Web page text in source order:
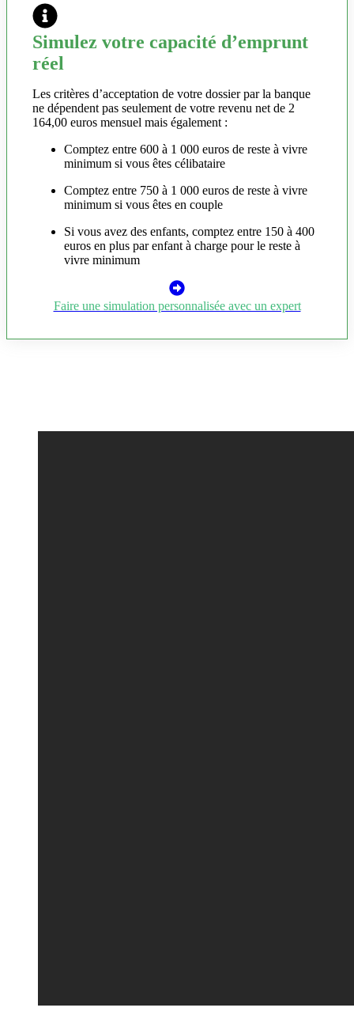
Simulez votre capacité d’emprunt
réel
Les critères d’acceptation de votre dossier par la banque
ne dépendent pas seulement de votre revenu net de 2
164,00 euros mensuel mais également :
Comptez entre 600 à 1 000 euros de reste à vivre
minimum si vous êtes célibataire
Comptez entre 750 à 1 000 euros de reste à vivre
minimum si vous êtes en couple
Si vous avez des enfants, comptez entre 150 à 400
euros en plus par enfant à charge pour le reste à
vivre minimum
Faire une simulation personnalisée avec un expert